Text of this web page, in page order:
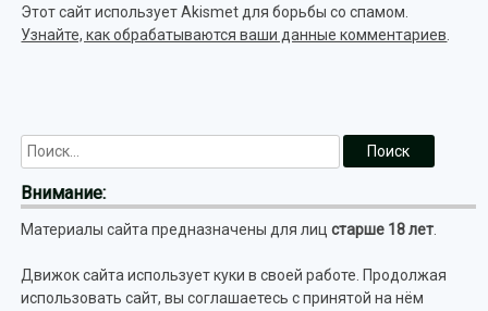
Этот сайт использует Akismet для борьбы со спамом.
Узнайте, как обрабатываются ваши данные комментариев
Внимание:
Материалы сайта предназначены для лицстарше 18 лет
Движок сайта использует куки в своей работе. Продолжая
использовать сайт, вы соглашаетесь с принятой на нём